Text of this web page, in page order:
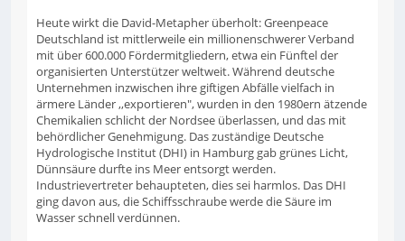
Heute wirkt die David-Metapher überholt: Greenpeace
Deutschland ist mittlerweile ein millionenschwerer Verband
mit über 600.000 Fördermitgliedern, etwa ein Fünftel der
organisierten Unterstützer weltweit. Während deutsche
Unternehmen inzwischen ihre giftigen Abfälle vielfach in
ärmere Länder ,,exportieren", wurden in den 1980ern ätzende
Chemikalien schlicht der Nordsee überlassen, und das mit
behördlicher Genehmigung. Das zuständige Deutsche
Hydrologische Institut (DHI) in Hamburg gab grünes Licht,
Dünnsäure durfte ins Meer entsorgt werden.
Industrievertreter behaupteten, dies sei harmlos. Das DHI
ging davon aus, die Schiffsschraube werde die Säure im
Wasser schnell verdünnen.